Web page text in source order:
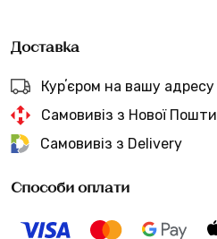
Доставка
Курʼєром на вашу адресу
Самовивіз з Нової Пошти
Самовивіз з Delivery
Способи оплати